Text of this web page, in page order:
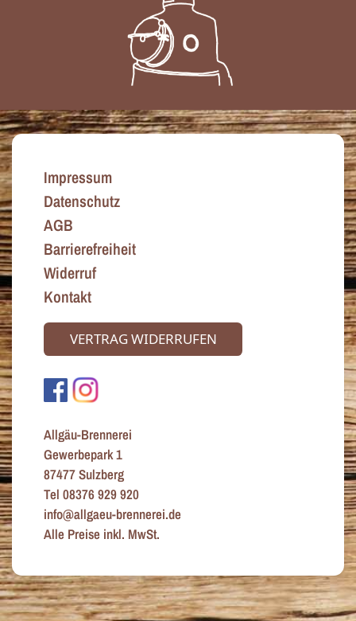
Impressum
Datenschutz
AGB
Barrierefreiheit
Widerruf
Kontakt
VERTRAG WIDERRUFEN
Allgäu-Brennerei
Gewerbepark 1
87477 Sulzberg
Tel 08376 929 920
info@allgaeu-brennerei.de
Alle Preise inkl. MwSt.